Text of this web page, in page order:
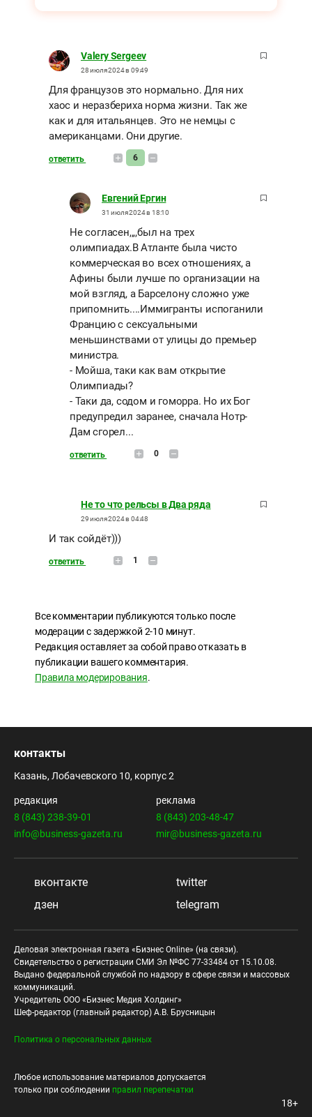
Valery Sergeev
28 июля 2024 в 09:49
Для французов это нормально. Для них
хаос и неразбериха норма жизни. Так же
как и для итальянцев. Это не немцы с
американцами. Они другие.
ответить 6
Евгений Ергин
31 июля 2024 в 18:10
Не согласен,,,,был на трех
олимпиадах.В Атланте была чисто
коммерческая во всех отношениях, а
Афины были лучше по организации на
мой взгляд, а Барселону сложно уже
припомнить....Иммигранты испоганили
Францию с сексуальными
меньшинствами от улицы до премьер
министра.
- Мойша, таки как вам открытие
Олимпиады?
- Таки да, содом и гоморра. Но их Бог
предупредил заранее, сначала Нотр-
Дам сгорел...
ответить 0
Не то что рельсы в Два ряда
29 июля 2024 в 04:48
И так сойдёт)))
ответить 1
Все комментарии публикуются только после
модерации с задержкой 2-10 минут.
Редакция оставляет за собой право отказать в
публикации вашего комментария.
Правила модерирования.
контакты
Казань, Лобачевского 10, корпус 2
редакция
8 (843) 238-39-01
info@business-gazeta.ru
реклама
8 (843) 203-48-47
mir@business-gazeta.ru
вконтакте
twitter
дзен
telegram
Деловая электронная газета «Бизнес Online» (на связи).
Свидетельство о регистрации СМИ Эл №ФС 77-33484 от 15.10.08.
Выдано федеральной службой по надзору в сфере связи и массовых
коммуникаций.
Учредитель ООО «Бизнес Медия Холдинг»
Шеф-редактор (главный редактор) А.В. Брусницын
Политика о персональных данных
Любое использование материалов допускается
только при соблюдении правил перепечатки
18+